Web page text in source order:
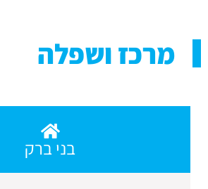
מרכז ושפלה
בני ברק